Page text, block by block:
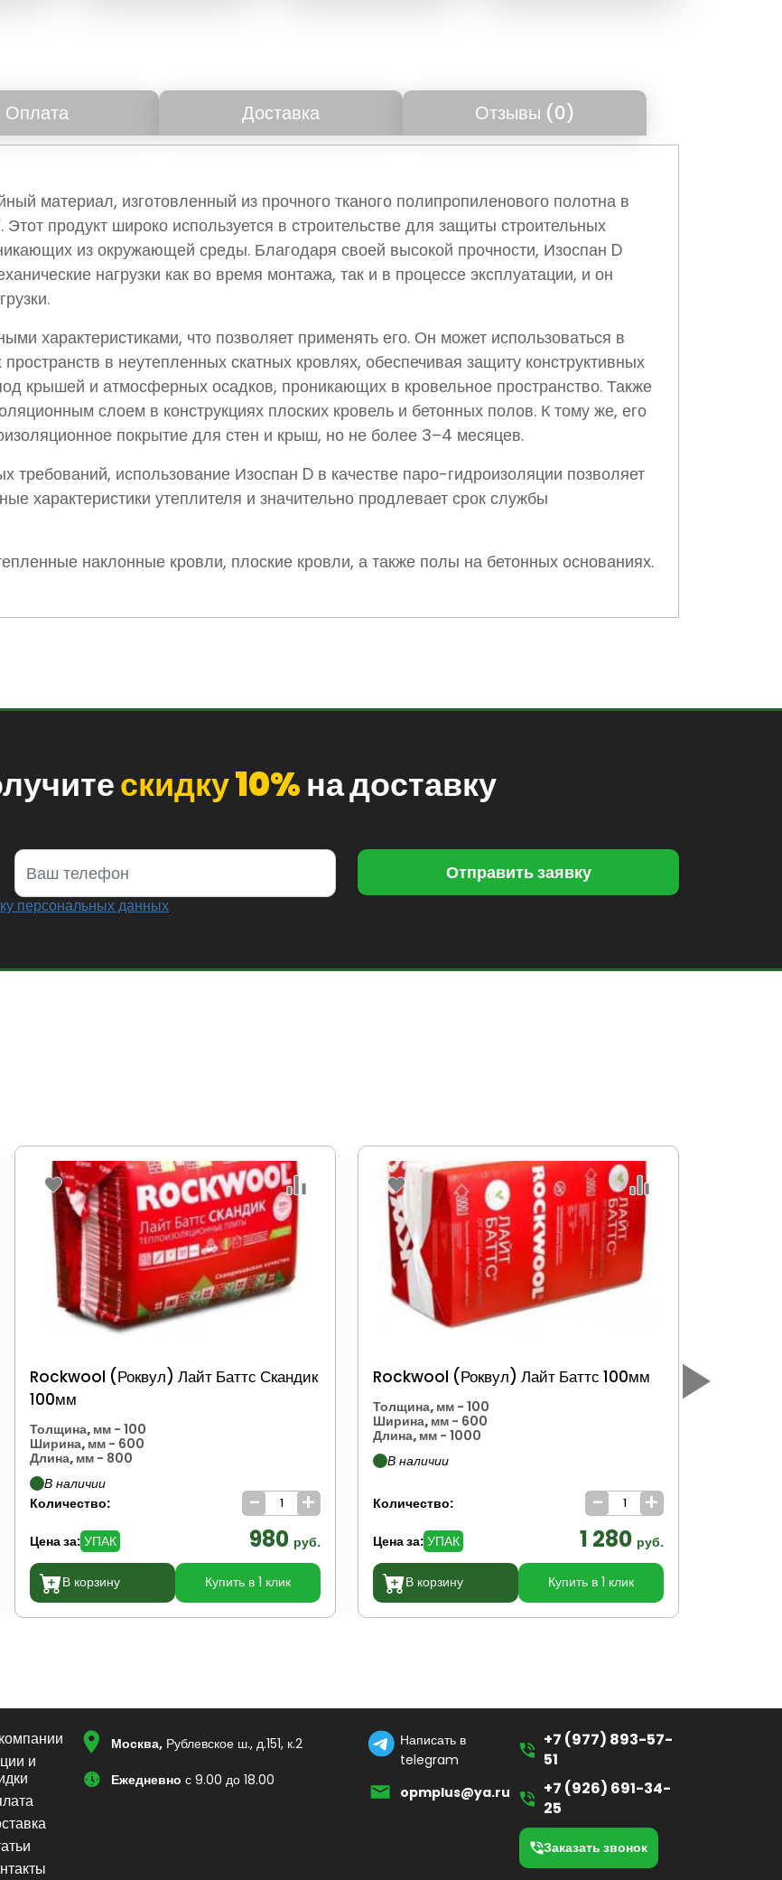
Оплата Доставка Отзывы (0)
материал, изготовленный из прочного тканого полипропиленового полотна в
продукт широко используется в строительстве для защиты строительных
из окружающей среды. Благодаря своей высокой прочности, Изоспан D
нагрузки как во время монтажа, так и в процессе эксплуатации, и он
характеристиками, что позволяет применять его. Он может использоваться в
в неутепленных скатных кровлях, обеспечивая защиту конструктивных
крышей и атмосферных осадков, проникающих в кровельное пространство. Также
слоем в конструкциях плоских кровель и бетонных полов. К тому же, его
покрытие для стен и крыш, но не более 3–4 месяцев.
требований, использование Изоспан D в качестве паро-гидроизоляции позволяет
характеристики утеплителя и значительно продлевает срок службы
наклонные кровли, плоские кровли, а также полы на бетонных основаниях.
скидку 10%на доставку
персональных данных
Rockwool (Роквул) Лайт Баттс Скандик
100мм
Толщина, мм - 100
Ширина, мм - 600
Длина, мм - 800
В наличии
Количество:
- +
Цена за: УПАК 980 руб.
В корзину Купить в 1 клик
Rockwool (Роквул) Лайт Баттс 100мм
Толщина, мм - 100
Ширина, мм - 600
Длина, мм - 1000
В наличии
Количество: - +
Цена за: УПАК 1 280 руб.
В корзину Купить в 1 клик
и
Москва,Рублевское ш., д.151, к.2
Ежедневно с 9.00 до 18.00
Написать в
telegram
opmplus@ya.ru
+7 (977) 893-57-
51
+7 (926) 691-34-
25
Заказать звонок